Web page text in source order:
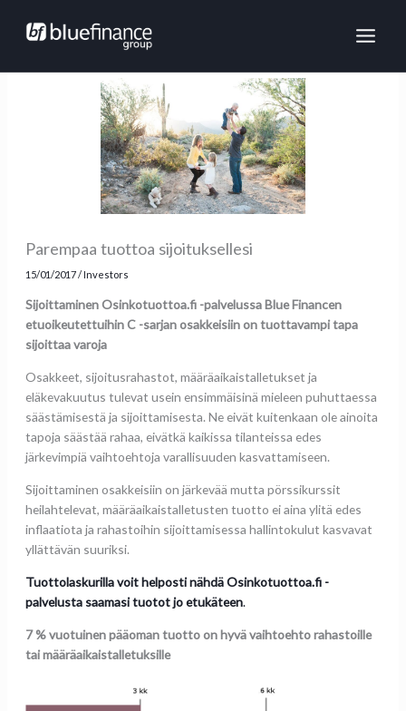
Parempaa tuottoa sijoituksellesi
15/01/2017/Investors
Sijoittaminen Osinkotuottoa.fi -palvelussa Blue Financen
etuoikeutettuihin C -sarjan osakkeisiin on tuottavampi tapa
sijoittaa varoja
Osakkeet, sijoitusrahastot, määräaikaistalletukset ja
eläkevakuutus tulevat usein ensimmäisinä mieleen puhuttaessa
säästämisestä ja sijoittamisesta. Ne eivät kuitenkaan ole ainoita
tapoja säästää rahaa, eivätkä kaikissa tilanteissa edes
järkevimpiä vaihtoehtoja varallisuuden kasvattamiseen.
Sijoittaminen osakkeisiin on järkevää mutta pörssikurssit
heilahtelevat, määräaikaistalletusten tuotto ei aina ylitä edes
inflaatiota ja rahastoihin sijoittamisessa hallintokulut kasvavat
yllättävän suuriksi.
Tuottolaskurilla voit helposti nähdä Osinkotuottoa.fi -
palvelusta saamasi tuotot jo etukäteen.
7 % vuotuinen pääoman tuotto on hyvä vaihtoehto rahastoille
tai määräaikaistalletuksille